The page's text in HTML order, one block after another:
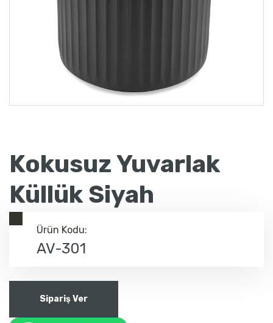
Kokusuz Yuvarlak
Küllük Siyah
Ürün Kodu:
AV-301
Sipariş Ver